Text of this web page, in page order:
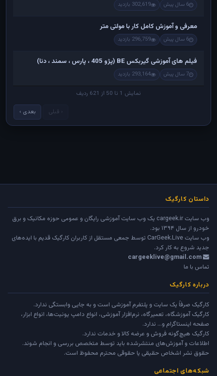
6 سال پیش 302,619 بازدید
معرفی و آموزش کامل کار با مولتی متر
6 سال پیش 296,759 بازدید
فیلم های آموزشی گیربکس BE (پژو 405 ، پارس ، سمند ، دنا)
7 سال پیش 293,164 بازدید
نمایش 1 تا 50 از 621 ردیف
‹ قبلی بعدی ›
داستان کارگیک
وب سایت cargeek.ir یک وب سایت آموزشی رایگان و عمومی حوزه مکانیک و برق
خودرو از سال ۱۳۹۴ بود.
وب سایت CarGeek.Live توسط جمعی مستقل از کاربران کارگیک قدیم با ایده‌های
جدید شروع به کار کرد.
cargeeklive@gmail.com
تماس با ما
درباره کارگیک
کارگیک صرفاً یک سایت و پلتفرم آموزشی است و به جایی وابستگی ندارد.
کارگیک آموزشگاه، تعمیرگاه، نرم‌افزار آموزشی، انواع دامپ یونیت‌ها، انواع ابزار،
صفحه اینستاگرام و... ندارد.
کارگیک هیچ‌گونه فروش و عرضه کالا و خدمات ندارد.
اطلاعات و آموزش‌های منتشرشده باید توسط متخصص بررسی و انجام شوند.
حقوق نشر اشخاص حقیقی یا حقوقی محترم محفوظ است.
شبکه‌های اجتماعی